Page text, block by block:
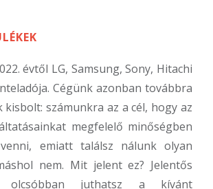
évtől LG, Samsung, Sony, Hitachi
Cégünk azonban továbbra
kisbolt: számunkra az a cél, hogy az
megfelelő minőségben
emiatt találsz nálunk olyan
nem. Mit jelent ez? Jelentős
olcsóbban juthatsz a kívánt